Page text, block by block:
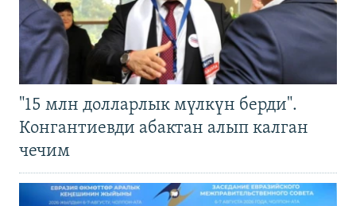
"15 млн долларлык мүлкүн берди".
Конгантиевди абактан алып калган
чечим